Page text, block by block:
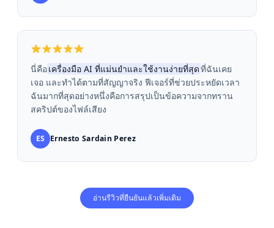
นี่คือเครื่องมือ AI ที่แม่นยำและใช้งานง่ายที่สุดที่ฉันเคย
เจอ และทำได้ตามที่สัญญาจริง ฟีเจอร์ที่ช่วยประหยัดเวลา
ฉันมากที่สุดอย่างหนึ่งคือการสรุปเป็นข้อความจากทราน
สคริปต์ของไฟล์เสียง
ES Ernesto Sardain Perez
อ่านรีวิวที่ยืนยันแล้วเพิ่มเติม